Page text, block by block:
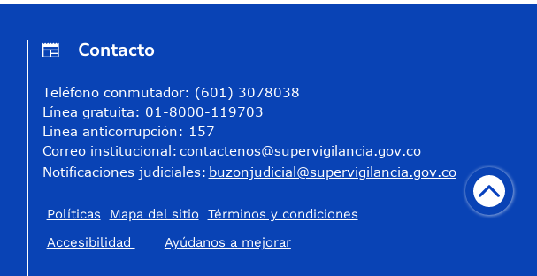
Contacto
Teléfono conmutador: (601) 3078038
Línea gratuita: 01-8000-119703
Línea anticorrupción: 157
Correo institucional: contactenos@supervigilancia.gov.co
Notificaciones judiciales: buzonjudicial@supervigilancia.gov.co
Políticas Mapa del sitio
Términos y condiciones
Accesibilidad
​Ayúdanos a mejorar